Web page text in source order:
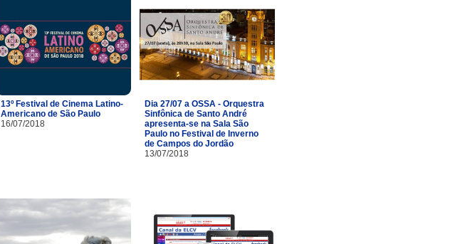
13º Festival de Cinema Latino-
Americano de São Paulo
16/07/2018
Dia 27/07 a OSSA - Orquestra
Sinfônica de Santo André
apresenta-se na Sala São
Paulo no Festival de Inverno
de Campos do Jordão
13/07/2018